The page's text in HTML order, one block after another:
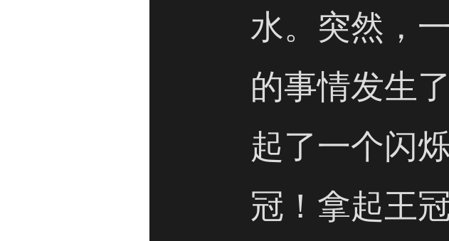
水。突然，
的事情发生
起了一个闪
冠！拿起王